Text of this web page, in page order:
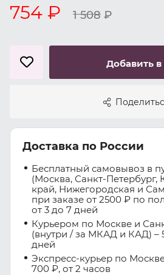
754 ₽ 1 508 ₽
Добавить
Доставка по России
Бесплатный самовывоз в
(Москва, Санкт-Петербург,
край, Нижегородская и
при заказе от 2500 ₽ по
от 3 до 7 дней
Курьером по Москве и
(внутри / за МКАД и КАД) –
дней
Экспресс-курьер по
700 ₽, от 2 часов